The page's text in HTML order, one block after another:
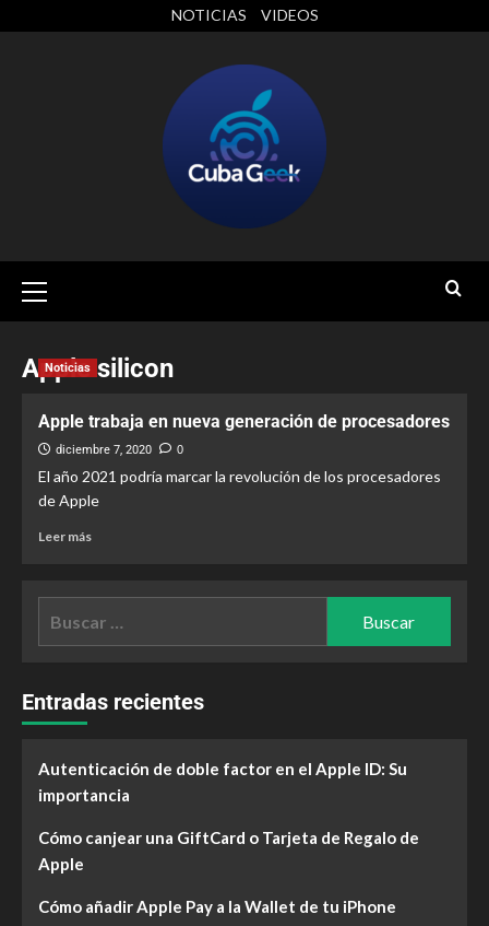
NOTICIAS VIDEOS
Apple silicon
Noticias
Apple trabaja en nueva generación de procesadores
diciembre 7, 2020 0
El año 2021 podría marcar la revolución de los procesadores
de Apple
Leer más
Entradas recientes
Autenticación de doble factor en el Apple ID: Su
importancia
Cómo canjear una GiftCard o Tarjeta de Regalo de
Apple
Cómo añadir Apple Pay a la Wallet de tu iPhone